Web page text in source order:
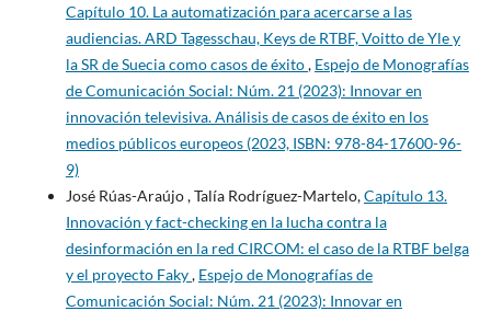
Capítulo 10. La automatización para acercarse a las
audiencias. ARD Tagesschau, Keys de RTBF, Voitto de Yle y
la SR de Suecia como casos de éxito, Espejo de Monografías
de Comunicación Social: Núm. 21 (2023): Innovar en
innovación televisiva. Análisis de casos de éxito en los
medios públicos europeos (2023, ISBN: 978-84-17600-96-
9)
José Rúas-Araújo , Talía Rodríguez-Martelo,Capítulo 13.
Innovación y fact-checking en la lucha contra la
desinformación en la red CIRCOM: el caso de la RTBF belga
y el proyecto Faky, Espejo de Monografías de
Comunicación Social: Núm. 21 (2023): Innovar en